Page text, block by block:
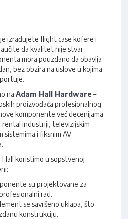
izrađujete flight case kofere i
da kvalitet nije stvar
mora pouzdano da obavlja
bez obzira na uslove u kojima
na Adam Hall Hardware –
proizvođača profesionalnog
komponente već decenijama
rental industriji, televizijskim
sistemima i fiksnim AV
Hall koristimo u sopstvenoj
su projektovane za
rad.
se savršeno uklapa, što
konstrukciju.